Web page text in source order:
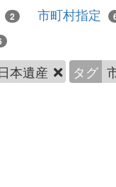
2 市町村指定
本遺産 タグ